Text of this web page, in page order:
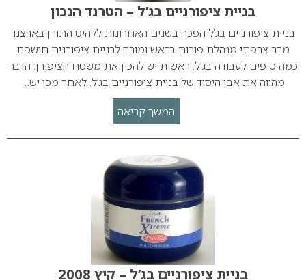
בניית ציפורניים בג’ל – הטרנד הנכון
בניית ציפורניים בג’ל הפכה בשנים האחרונות ללהיט התורן בארצנו.
מרב צרפתי מנהלת פורום בראש ומורה לבניית ציפורנים חושפת
כמה טיפים לעבודה בג’ל. ראשית יש להכין את משטח הציפורן. הדבר
מהווה את אבן היסוד של בניית ציפורניים בג’ל. לאחר מכן יש…
המשך קריאה
בניית ציפורניים בג’ל – קיץ 2008